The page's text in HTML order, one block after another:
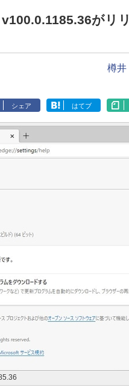
がリ
樽井
シェア はてブ